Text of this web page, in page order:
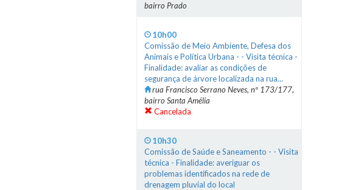
bairro Prado
10h00
Comissão de Meio Ambiente, Defesa dos
Animais e Política Urbana - - Visita técnica -
Finalidade: avaliar as condições de
segurança de árvore localizada na rua...
rua Francisco Serrano Neves, nº 173/177,
bairro Santa Amélia
Cancelada
10h30
Comissão de Saúde e Saneamento - - Visita
técnica - Finalidade: averiguar os
problemas identificados na rede de
drenagem pluvial do local